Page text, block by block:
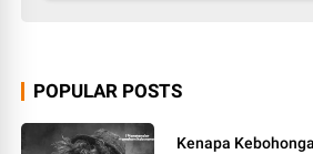
POPULAR POSTS
Kenapa